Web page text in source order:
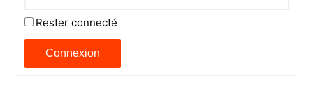
Rester connecté
Connexion